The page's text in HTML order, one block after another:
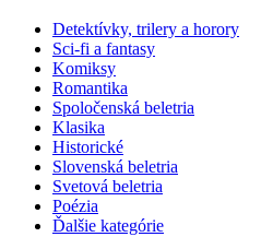
Detektívky, trilery a horory
Sci-fi a fantasy
Komiksy
Romantika
Spoločenská beletria
Klasika
Historické
Slovenská beletria
Svetová beletria
Poézia
Ďalšie kategórie